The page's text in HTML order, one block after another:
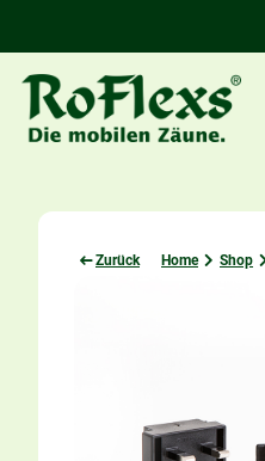
Zurück Home Shop